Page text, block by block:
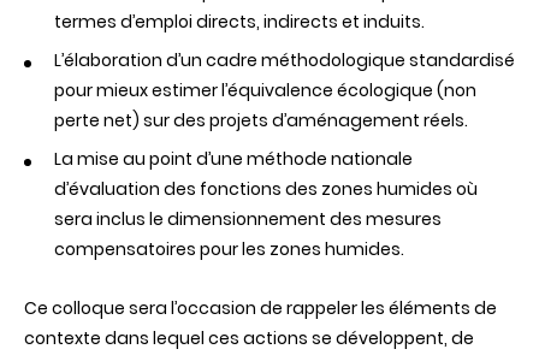
termes d’emploi directs, indirects et induits.
L’élaboration d’un cadre méthodologique standardisé
pour mieux estimer l’équivalence écologique (non
perte net) sur des projets d’aménagement réels.
La mise au point d’une méthode nationale
d’évaluation des fonctions des zones humides où
sera inclus le dimensionnement des mesures
compensatoires pour les zones humides.
Ce colloque sera l’occasion de rappeler les éléments de
contexte dans lequel ces actions se développent, de